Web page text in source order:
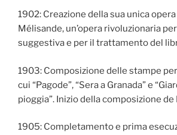
1902: Creazione della sua unica
Mélisande, un’opera rivoluzionaria
suggestiva e per il trattamento del
1903: Composizione delle stampe
cui “Pagode”, “Sera a Granada” e
pioggia”. Inizio della composizione de
1905: Completamento e prima